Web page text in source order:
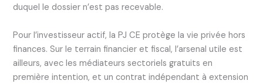
duquel le dossier n’est pas recevable.
Pour l’investisseur actif, la PJ CE protège la vie privée hors
finances. Sur le terrain financier et fiscal, l’arsenal utile est
ailleurs, avec les médiateurs sectoriels gratuits en
première intention, et un contrat indépendant à extension